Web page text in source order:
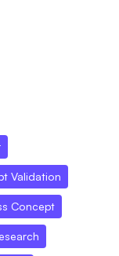
Validation
Concept